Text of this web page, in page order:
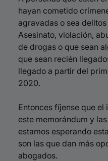
hayan cometido
agravadas o sea
Asesinato, violación,
de drogas o que sean
que sean recién
llegado a partir del
2020.
Entonces fíjense que el
este memorándum y las
estamos esperando
son las que dan más
abogados.